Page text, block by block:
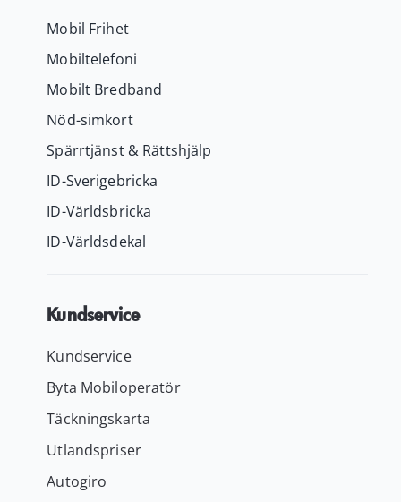
Mobil Frihet
Mobiltelefoni
Mobilt Bredband
Nöd-simkort
Spärrtjänst & Rättshjälp
ID-Sverigebricka
ID-Världsbricka
ID-Världsdekal
Kundservice
Kundservice
Byta Mobiloperatör
Täckningskarta
Utlandspriser
Autogiro